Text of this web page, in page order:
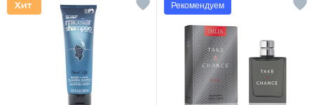
Рекомендуем